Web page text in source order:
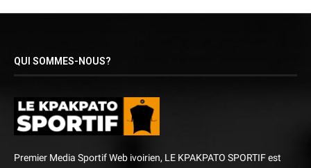
QUI SOMMES-NOUS?
Premier Media Sportif Web ivoirien, LE KPAKPATO SPORTIF est